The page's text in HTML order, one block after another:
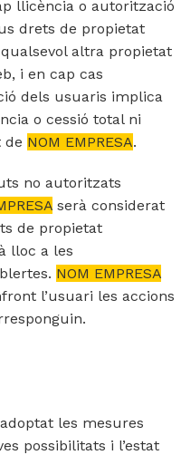
llicència o autorització
drets de propietat
altra propietat
i en cap cas
dels usuaris implica
o cessió total ni
de NOM EMPRESA.
no autoritzats
serà considerat
de propietat
lloc a les
NOM EMPRESA
l’usuari les accions
les mesures
possibilitats i l’estat